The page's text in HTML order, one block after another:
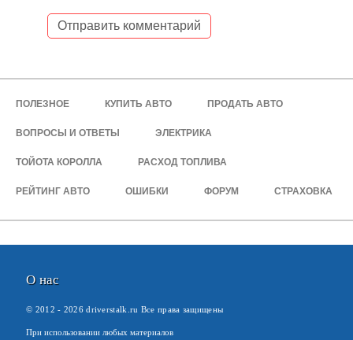
ПОЛЕЗНОЕ КУПИТЬ АВТО ПРОДАТЬ АВТО
ВОПРОСЫ И ОТВЕТЫ ЭЛЕКТРИКА
ТОЙОТА КОРОЛЛА РАСХОД ТОПЛИВА
РЕЙТИНГ АВТО ОШИБКИ ФОРУМ СТРАХОВКА
О нас
© 2012 - 2026driverstalk.ru Все права защищены
При использовании любых материалов